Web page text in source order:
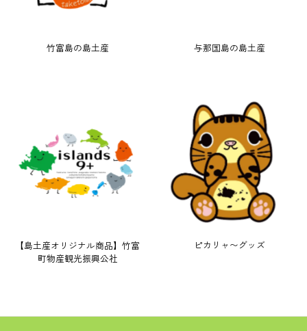
竹富島の島土産 与那国島の島土産
【島土産オリジナル商品】竹富
町物産観光振興公社
ピカリャ〜グッズ